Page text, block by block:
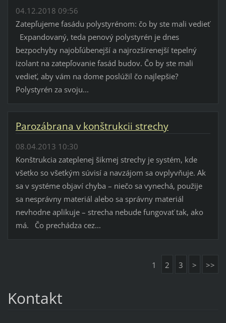
04.12.2018 09:56
Zatepľujeme fasádu polystyrénom: čo by ste mali vedieť
Expandovaný, teda penový polystyrén je dnes
bezpochyby najobľúbenejší a najrozšírenejší tepelný
izolant na zatepľovanie fasád budov. Čo by ste mali
vedieť, aby vám na dome poslúžil čo najlepšie?
Polystyrén za svoju...
Parozábrana v konštrukcii strechy
08.04.2013 10:30
Konštrukcia zateplenej šikmej strechy je systém, kde
všetko so všetkým súvisí a navzájom sa ovplyvňuje. Ak
sa v systéme objaví chyba – niečo sa vynechá, použije
sa nesprávny materiál alebo sa správny materiál
nevhodne aplikuje – strecha nebude fungovať tak, ako
má. Čo prechádza cez...
1 2 3 > >>
Kontakt